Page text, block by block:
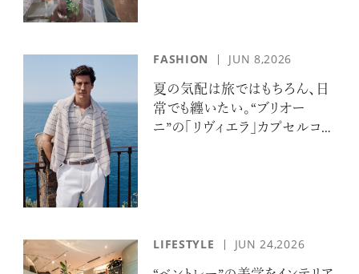
FASHION JUN 8,2026
夏の気配は旅ではもちろん、日
常でも纏いたい。“ブリオー
ニ”の「リヴィエラ」カプセルコレ
LIFESTYLE JUN 24,2026